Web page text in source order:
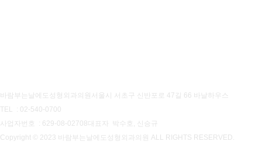
바람부는날에도성형외과의원 서울시 서초구 신반포로 47길 66 바날하우스
TEL : 02-540-0700
사업자번호 : 629-08-02708 대표자 박수호, 신승규
Copyright © 2023 바람부는날에도성형외과의원 ALL RIGHTS RESERVED.